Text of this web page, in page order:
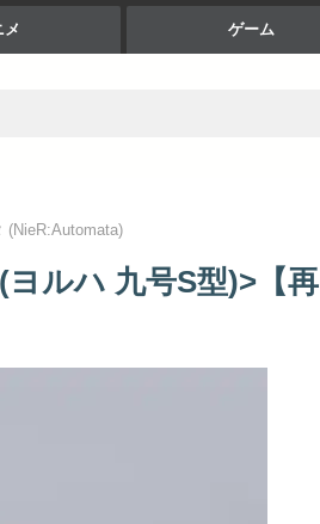
メ ゲーム
(NieR:Automata)
ルハ 九号S型)>【再